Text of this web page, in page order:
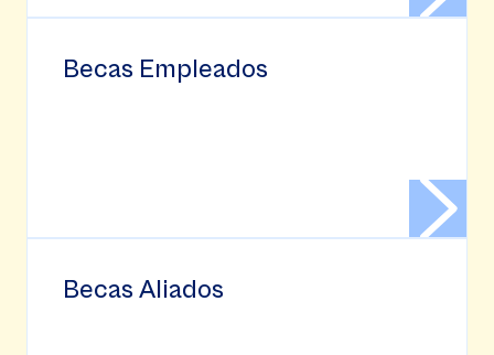
Becas Empleados
Becas Aliados